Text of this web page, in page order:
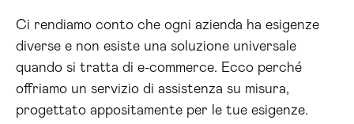
Ci rendiamo conto che ogni azienda ha esigenze
diverse e non esiste una soluzione universale
quando si tratta di e-commerce. Ecco perché
offriamo un servizio di assistenza su misura,
progettato appositamente per le tue esigenze.